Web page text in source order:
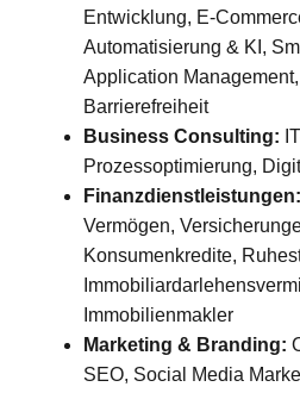
Entwicklung, E-
Automatisierung & KI,
Application
Barrierefreiheit
Business Consulting:
Prozessoptimierung,
Finanzdienstleistungen:
Vermögen,
Konsumenkredite,
Immobilienmakler
Marketing & Branding:
SEO, Social Media